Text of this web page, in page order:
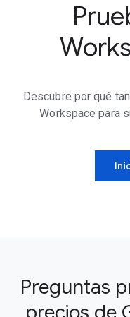
Descubre por qué
Workspace para
Preguntas